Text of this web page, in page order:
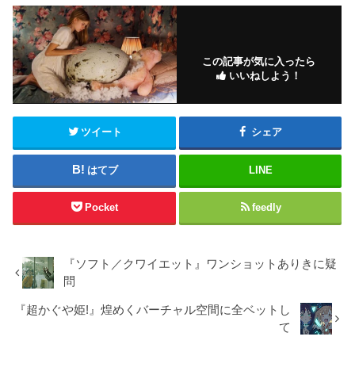
この記事が気に入ったら
いいねしよう！
ツイート シェア
はてブ LINE
Pocket feedly
『ソフト／クワイエット』ワンショットありきに疑
問
『超かぐや姫!』煌めくバーチャル空間に全ベットし
て